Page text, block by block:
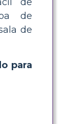
de
de
para